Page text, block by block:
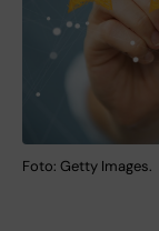
Foto: Getty Images.